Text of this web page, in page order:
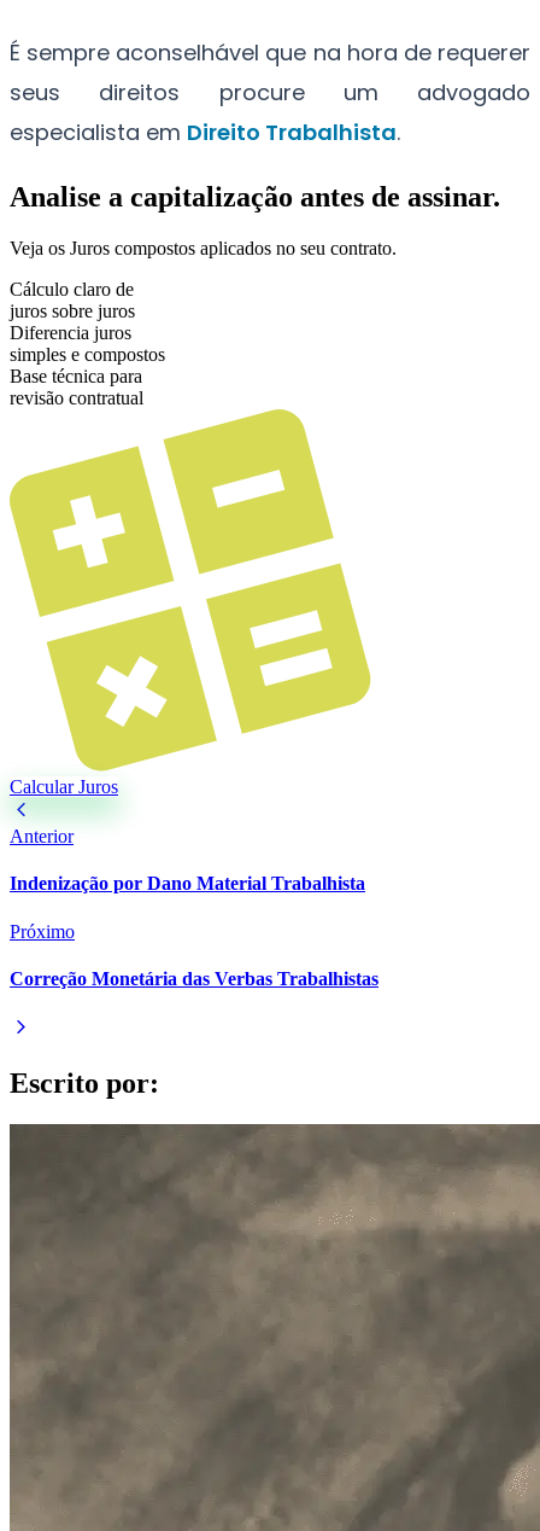
É sempre aconselhável que na hora de requerer
seus direitos procure um advogado
especialista em Direito Trabalhista.
Analise a capitalização antes de assinar.
Veja os Juros compostos aplicados no seu contrato.
Cálculo claro de
juros sobre juros
Diferencia juros
simples e compostos
Base técnica para
revisão contratual
Calcular Juros
Anterior
Indenização por Dano Material Trabalhista
Próximo
Correção Monetária das Verbas Trabalhistas
Escrito por: